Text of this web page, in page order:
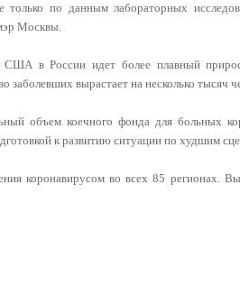
по данным лабораторных
Москвы.
в России идет более плавный
заболевших вырастает на несколько тысяч
объем коечного фонда для больных
к развитию ситуации по худшим
коронавирусом во всех 85 регионах.